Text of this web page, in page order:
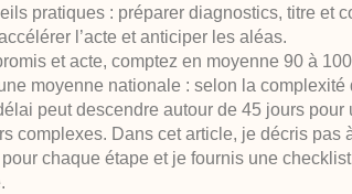
pratiques : préparer diagnostics, titre et
l’acte et anticiper les aléas.
et acte, comptez en moyenne 90 à
moyenne nationale : selon la
peut descendre autour de 45 jours
complexes. Dans cet article, je décris
chaque étape et je fournis une